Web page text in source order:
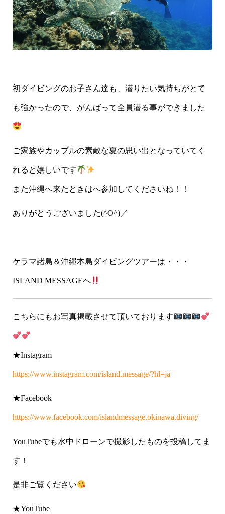
初ダイビングのお子さん達も、潜りたい気持ちがとて
も強かったので、がんばって全員潜る事ができました
ご家族やカップルの素敵な夏の思い出となっていてく
れると嬉しいです
また沖縄へ来たときはへ参加してくださいね！！
ありがとうございました(^O^)／
ケラマ諸島＆沖縄本島ダイビングツアーは・・・
ISLAND MESSAGEへ
こちらにもお写真掲載させて頂いております
★Instagram
https://www.instagram.com/island.message/?hl=ja
★Facebook
https://www.facebook.com/islandmessage.okinawa.diving/
YouTubeでも水中ドローンで撮影したものを投稿してま
す！
是非ご覧ください
★YouTube